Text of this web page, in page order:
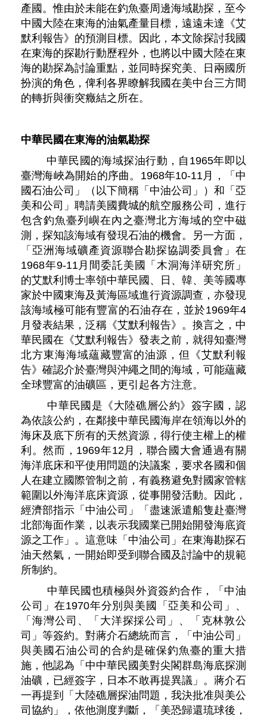
產國。惟由於未能在釣魚臺周邊海域勘探，至今
中國大陸在東海的油氣產量目標，遠遠未達《艾
默利報告》的預測目標。因此，本文除探討我國
在東海的探勘行動歷程外，也將以中國大陸在東
海的勘探為討論重點，並同時探究美、日兩國所
扮演的角色，俾利各界瞭解我國在美中台三方間
的轉折與衝突癥結之所在。
中華民國在東海的油氣勘探
中華民國的海域探油行動，自1965年即以
臺灣海峽為開始的序曲。1968年10-11月，「中
國石油公司」（以下簡稱「中油公司」）和「亞
美和公司」聘請美國費城的航空服務公司，進行
包含釣魚臺列嶼在內之臺灣北方海域的空中磁
測，探知該海域有發現石油的機會。另一方面，
「亞洲海域礦產資源聯合勘探協調委員會」在
1968年9-11月間委託美國「木洞海洋研究所」
的艾默利博士率領中華民國、日、韓、美等國專
家於中國東海及黃海區域進行資源調查，亦發現
該海域極可能有豐富的石油存在，並於1969年4
月發表結果，泛稱《艾默利報告》。換言之，中
華民國在《艾默利報告》發表之前，就得知臺灣
北方東海海域蘊藏豐富的油源，但《艾默利報
告》確認介於臺灣與沖繩之間的海域，可能蘊藏
全球豐富的油礦區，更引起各方注意。
中華民國是《大陸礁層公約》簽字國，認
為依該公約，在鄰接中華民國海岸在領海以外的
海床及底下所有的天然資源，得行使主權上的權
利。然而，1969年12月，聯合國大會通過有關
海洋底床和平使用問題的決議案，要求各國和個
人在建立國際管制之前，有義務避免對國家管轄
範圍以外海洋底床資源，從事開發活動。因此，
經濟部指示「中油公司」「盡速派遣船隻赴臺灣
北部海面作業，以表示我國業已開始開發海底資
源之工作」。這意味「中油公司」在東海勘探石
油天然氣，一開始即受到聯合國及討論中的規範
所制約。
中華民國也積極與外資簽約合作，「中油
公司」在1970年分別與美國「亞美和公司」、
「海灣公司、「大洋探採公司」、「克林敦公
司」等簽約。對蔣介石總統而言，「中油公司」
與美國石油公司的合約是確保釣魚臺的重大措
施，他認為「中中華民國美對尖閣群島海底探測
油礦，已經簽字，日本不敢再提異議」。蔣介石
一再提到「大陸礁層探油問題，我決批准與美公
司協約」，依他測度判斷，「美恐歸還琉球後，